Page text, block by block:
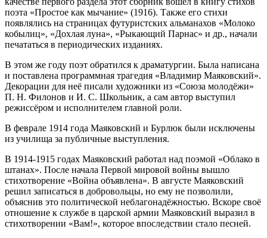
поэта «Простое как мычание» (1916). Также его стихи
появлялись на страницах футуристских альманахов «Молоко
кобылиц», «Дохлая луна», «Рыкающий Парнас» и др., начали
печататься в периодических изданиях.
В этом же году поэт обратился к драматургии. Была написана
и поставлена программная трагедия «Владимир Маяковский».
Декорации для неё писали художники из «Союза молодёжи»
П. Н. Филонов и И. С. Школьник, а сам автор выступил
режиссёром и исполнителем главной роли.
В феврале 1914 года Маяковский и Бурлюк были исключены
из училища за публичные выступления.
В 1914-1915 годах Маяковский работал над поэмой «Облако в
штанах». После начала Первой мировой войны вышло
стихотворение «Война объявлена». В августе Маяковский
решил записаться в добровольцы, но ему не позволили,
объяснив это политической неблагонадёжностью. Вскоре своё
отношение к службе в царской армии Маяковский выразил в
стихотворении «Вам!», которое впоследствии стало песней.